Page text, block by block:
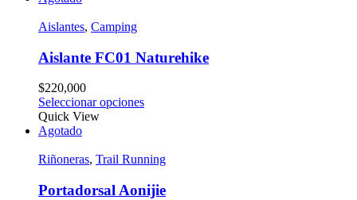
Aislantes, Camping
Aislante FC01 Naturehike
$220,000
Seleccionar opciones
Quick View
Agotado
Riñoneras, Trail Running
Portadorsal Aonijie